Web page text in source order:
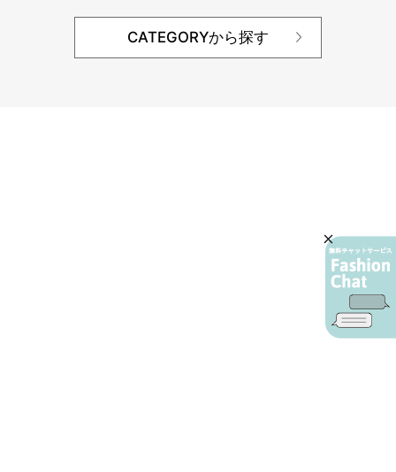
CATEGORYから探す